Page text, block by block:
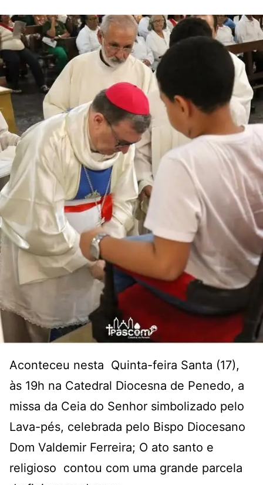
Aconteceu nesta Quinta-feira Santa (17),
às 19h na Catedral Diocesna de Penedo, a
missa da Ceia do Senhor simbolizado pelo
Lava-pés, celebrada pelo Bispo Diocesano
Dom Valdemir Ferreira; O ato santo e
religioso contou com uma grande parcela